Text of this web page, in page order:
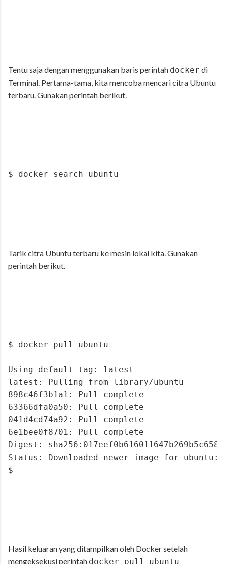
Tentu saja dengan menggunakan baris perintah docker di
Terminal. Pertama-tama, kita mencoba mencari citra Ubuntu
terbaru. Gunakan perintah berikut.
$ docker search ubuntu
Tarik citra Ubuntu terbaru ke mesin lokal kita. Gunakan
perintah berikut.
$ docker pull ubuntu
Using default tag: latest
latest: Pulling from library/ubuntu
898c46f3b1a1: Pull complete
63366dfa0a50: Pull complete
041d4cd74a92: Pull complete
6e1bee0f8701: Pull complete
Digest:
Status: Downloaded newer image for
$
Hasil keluaran yang ditampilkan oleh Docker setelah
mengeksekusi perintah docker pull ubuntu